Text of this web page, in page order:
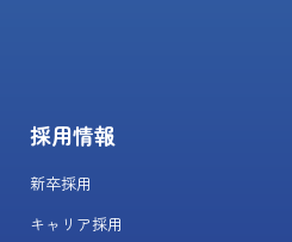
採用情報
新卒採用
キャリア採用